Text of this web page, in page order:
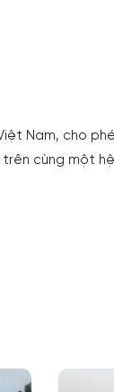
Nam, cho
cùng một